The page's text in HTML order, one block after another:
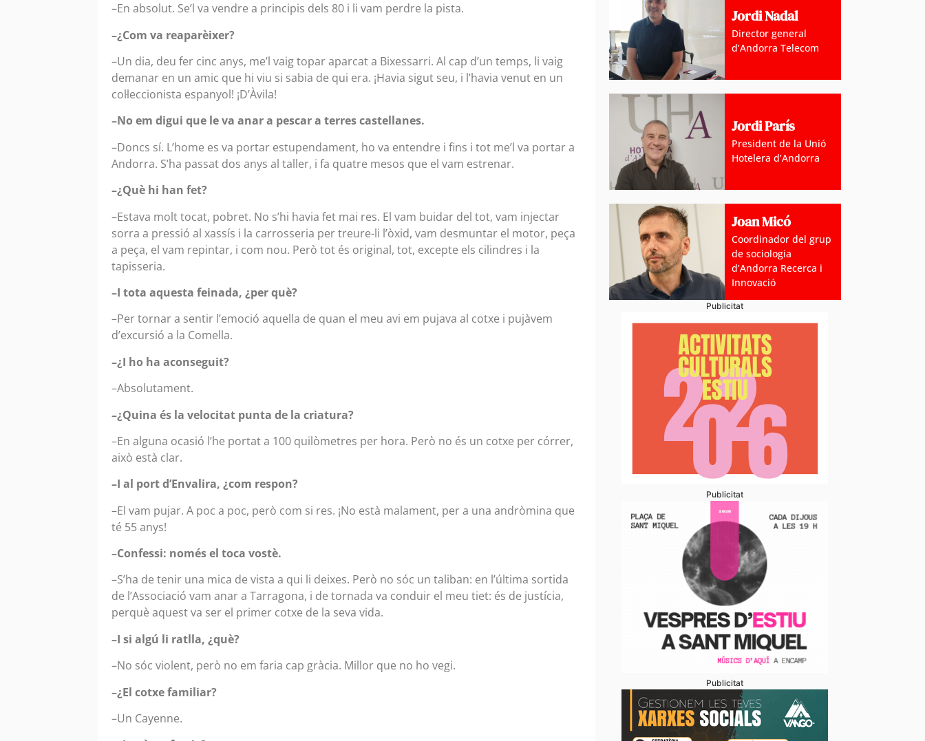
–En absolut. Se’l va vendre a principis dels 80 i li vam perdre la pista.
–¿Com va reaparèixer?
–Un dia, deu fer cinc anys, me’l vaig topar aparcat a Bixessarri. Al cap d’un temps, li vaig
demanar en un amic que hi viu si sabia de qui era. ¡Havia sigut seu, i l’havia venut en un
col·leccionista espanyol! ¡D’Àvila!
–No em digui que le va anar a pescar a terres castellanes.
–Doncs sí. L’home es va portar estupendament, ho va entendre i fins i tot me’l va portar a
Andorra. S’ha passat dos anys al taller, i fa quatre mesos que el vam estrenar.
–¿Què hi han fet?
–Estava molt tocat, pobret. No s’hi havia fet mai res. El vam buidar del tot, vam injectar
sorra a pressió al xassís i la carrosseria per treure-li l’òxid, vam desmuntar el motor, peça
a peça, el vam repintar, i com nou. Però tot és original, tot, excepte els cilindres i la
tapisseria.
–I tota aquesta feinada, ¿per què?
–Per tornar a sentir l’emoció aquella de quan el meu avi em pujava al cotxe i pujàvem
d’excursió a la Comella.
–¿I ho ha aconseguit?
–Absolutament.
–¿Quina és la velocitat punta de la criatura?
–En alguna ocasió l’he portat a 100 quilòmetres per hora. Però no és un cotxe per córrer,
això està clar.
–I al port d’Envalira, ¿com respon?
–El vam pujar. A poc a poc, però com si res. ¡No està malament, per a una andròmina que
té 55 anys!
–Confessi: només el toca vostè.
–S’ha de tenir una mica de vista a qui li deixes. Però no sóc un taliban: en l’última sortida
de l’Associació vam anar a Tarragona, i de tornada va conduir el meu tiet: és de justícia,
perquè aquest va ser el primer cotxe de la seva vida.
–I si algú li ratlla, ¿què?
–No sóc violent, però no em faria cap gràcia. Millor que no ho vegi.
–¿El cotxe familiar?
–Un Cayenne.
Jordi Nadal
Director general
d’Andorra Telecom
Jordi París
President de la Unió
Hotelera d’Andorra
Joan Micó
Coordinador del grup
de sociologia
d’Andorra Recerca i
Innovació
Publicitat
Publicitat
Publicitat